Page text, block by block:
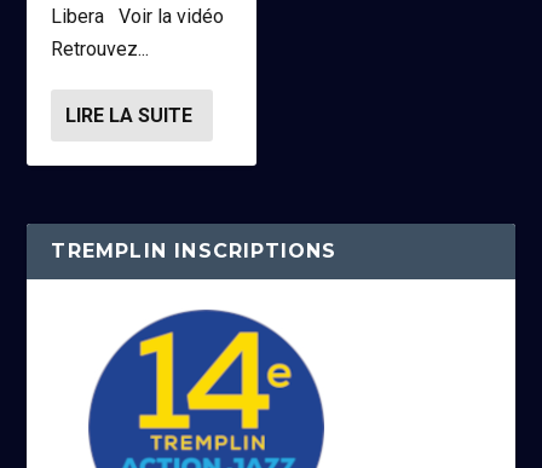
Libera Voir la vidéo
Retrouvez...
LIRE LA SUITE
TREMPLIN INSCRIPTIONS